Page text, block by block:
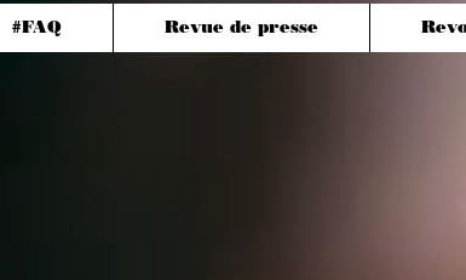
#FAQ Revue de presse